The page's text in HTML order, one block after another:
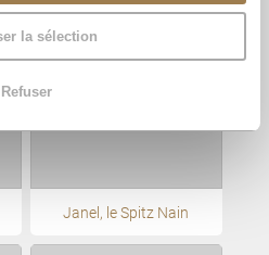
la sélection
Refuser
Janel, le Spitz Nain